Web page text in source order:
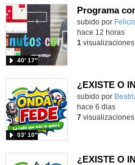
Contenido
subido por
40′ 17″
hace 12 horas
1 visualizaciones
¿EXISTE O
Contenido
subido por
03′ 10″
hace 6 dias
7visualizaciones
¿EXISTE O